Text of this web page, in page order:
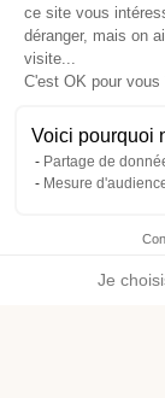
ce site vous
déranger, mais on
visite...
C'est OK pour vous
Voici pourquoi
Partage de
Mesure
Je